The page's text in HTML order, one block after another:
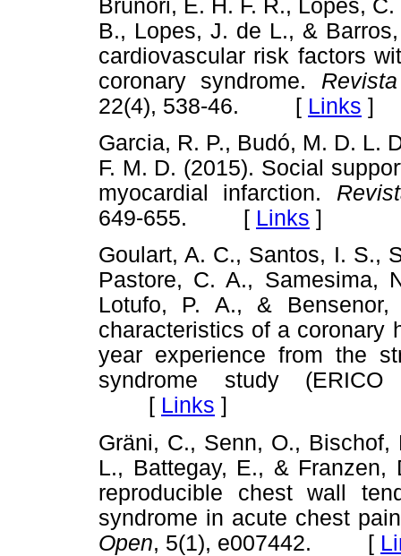
Brunori, E. H. F. R., Lopes,
B., Lopes, J. de L., &
cardiovascular risk factors
coronary syndrome.
22(4), 538-46. [ Links ]
Garcia, R. P., Budó, M. D. L.
F. M. D. (2015). Social
myocardial infarction.
649-655. [ Links ]
Goulart, A. C., Santos, I. S.,
Pastore, C. A., Samesima,
Lotufo, P. A., &
characteristics of a coronary
year experience from the
syndrome study
[ Links ]
Gräni, C., Senn, O.,
L., Battegay, E., & Franzen,
reproducible chest wall
syndrome in acute chest
Open, 5(1), e007442. [